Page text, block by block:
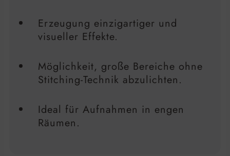
Erzeugung einzigartiger und
visueller Effekte.
Möglichkeit, große Bereiche ohne
Stitching-Technik abzulichten.
Ideal für Aufnahmen in engen
Räumen.